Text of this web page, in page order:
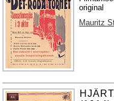
original
Mauritz